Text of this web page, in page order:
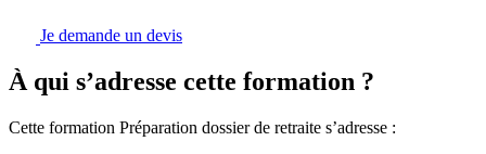
Je demande un devis
À qui s’adresse cette formation ?
Cette formation Préparation dossier de retraite s’adresse :